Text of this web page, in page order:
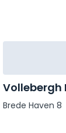
Vollebergh
Brede Haven 8